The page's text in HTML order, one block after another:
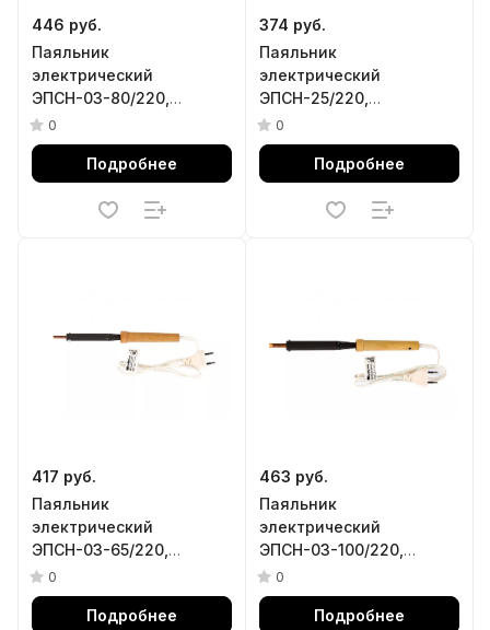
446 руб.
Паяльник
электрический
ЭПСН-03-80/220,
деревянная ручка,
Россия Сибртех
0
Подробнее
374 руб.
Паяльник
электрический
ЭПСН-25/220,
деревянная ручка,
Россия Сибртех
0
Подробнее
417 руб.
Паяльник
электрический
ЭПСН-03-65/220,
деревянная ручка,
Россия Сибртех
0
Подробнее
463 руб.
Паяльник
электрический
ЭПСН-03-100/220,
деревянная ручка,
Россия Сибртех
0
Подробнее